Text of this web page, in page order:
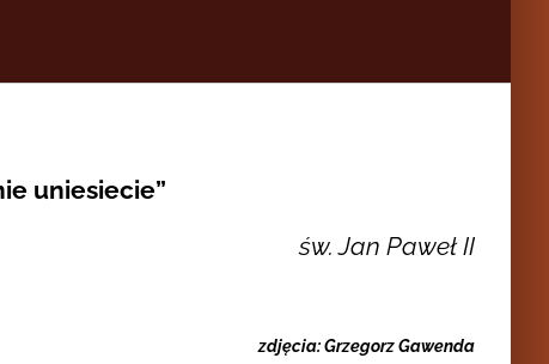
uniesiecie”
św. Jan Paweł II
zdjęcia: Grzegorz Gawenda